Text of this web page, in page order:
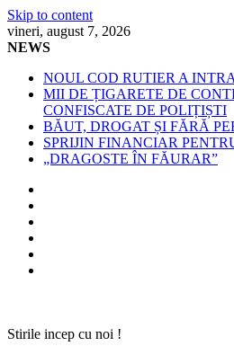
Skip to content
vineri, august 7, 2026
NEWS
NOUL COD RUTIER A
MII DE ȚIGARETE DE
CONFISCATE DE POLIȚIȘTI
BĂUT, DROGAT ȘI FĂRĂ
SPRIJIN FINANCIAR
„DRAGOSTE ÎN FĂURAR”
Stirile incep cu noi !